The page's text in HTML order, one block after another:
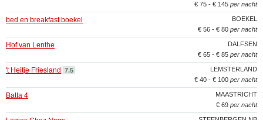
€ 75 - € 145 per nacht
BOEKEL
bed en breakfast boekel
€ 56 - € 80 per nacht
DALFSEN
Hof van Lenthe
€ 65 - € 85 per nacht
LEMSTERLAND
't Heitje Friesland
7.5
€ 40 - € 100 per nacht
MAASTRICHT
Batta 4
€ 69 per nacht